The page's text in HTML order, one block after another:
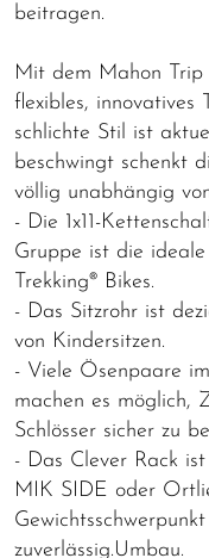
beitragen.
Mit dem Mahon Trip
flexibles, innovatives
schlichte Stil ist
beschwingt schenkt
völlig unabhängig
- Die 1x11-
Gruppe ist die
Trekking® Bikes.
- Das Sitzrohr ist
von Kindersitzen.
- Viele Ösenpaare
machen es möglich,
Schlösser sicher zu
- Das Clever Rack
MIK SIDE oder
zuverlässig.Umbau.